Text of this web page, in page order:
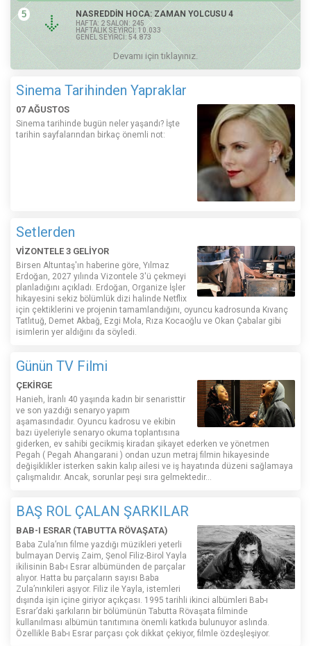
5 NASREDDİN HOCA: ZAMAN YOLCUSU 4
HAFTA: 2 SALON: 245
HAFTALIK SEYİRCİ: 10.033
GENEL SEYİRCİ: 54.873
Devamı için tıklayınız.
Sinema Tarihinden Yapraklar
07 AĞUSTOS
Sinema tarihinde bugün neler yaşandı? İşte
tarihin sayfalarından birkaç önemli not:
Setlerden
VİZONTELE 3 GELİYOR
Birsen Altuntaş'ın haberine göre, Yılmaz
Erdoğan, 2027 yılında Vizontele 3'ü çekmeyi
planladığını açıkladı. Erdoğan, Organize İşler
hikayesini sekiz bölümlük dizi halinde Netflix
için çektiklerini ve projenin tamamlandığını, oyuncu kadrosunda Kıvanç
Tatlıtuğ, Demet Akbağ, Ezgi Mola, Rıza Kocaoğlu ve Okan Çabalar gibi
isimlerin yer aldığını da söyledi.
Günün TV Filmi
ÇEKİRGE
Hanieh, İranlı 40 yaşında kadın bir senaristtir
ve son yazdığı senaryo yapım
aşamasındadır. Oyuncu kadrosu ve ekibin
bazı üyeleriyle senaryo okuma toplantısına
giderken, ev sahibi gecikmiş kiradan şikayet ederken ve yönetmen
Pegah ( Pegah Ahangarani ) ondan uzun metraj filmin hikayesinde
değişiklikler isterken sakin kalıp ailesi ve iş hayatında düzeni sağlamaya
çalışmalıdır. Ancak, sorunlar peşi sıra gelmektedir...
BAŞ ROL ÇALAN ŞARKILAR
BAB-I ESRAR (TABUTTA RÖVAŞATA)
Baba Zula’nın filme yazdığı müzikleri yeterli
bulmayan Derviş Zaim, Şenol Filiz-Birol Yayla
ikilisinin Bab-ı Esrar albümünden de parçalar
alıyor. Hatta bu parçaların sayısı Baba
Zula’nınkileri aşıyor. Filiz ile Yayla, istemleri
dışında işin içine giriyor açıkçası. 1995 tarihli ikinci albümleri Bab-ı
Esrar’daki şarkıların bir bölümünün Tabutta Rövaşata filminde
kullanılması albümün tanıtımına önemli katkıda bulunuyor aslında.
Özellikle Bab-ı Esrar parçası çok dikkat çekiyor, filmle özdeşleşiyor.